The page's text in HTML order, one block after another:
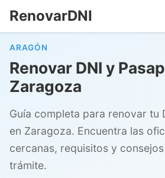
RenovarDNI
ARAGÓN
Renovar DNI y
Zaragoza
Guía completa para renovar tu
en Zaragoza. Encuentra las
cercanas, requisitos y
trámite.